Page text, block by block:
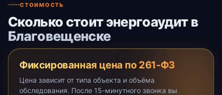
СТОИМОСТЬ
Сколько стоит энергоаудит в
Благовещенске
Фиксированная цена по 261-ФЗ
Цена зависит от типа объекта и объёма
обследования. После 15-минутного звонка вы